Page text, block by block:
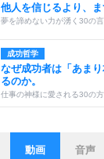
他人を信じるより、ま
夢を諦めない力が湧く30の
成功哲学
なぜ成功者は「あま
るのか。
仕事の神様に愛される30の
ストレス対策
動画 音声